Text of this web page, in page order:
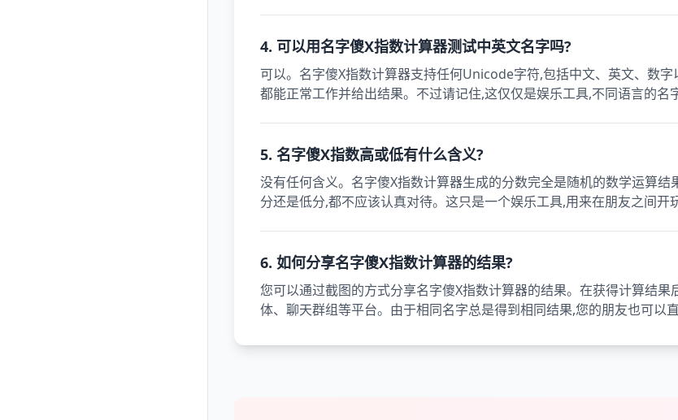
4. 可以用名字傻X指数计算器测试中英文名字吗?
可以。名字傻X指数计算器支持任何Unicode字符,包括中文、英文、数
都能正常工作并给出结果。不过请记住,这仅仅是娱乐工具,不同语言的名
5. 名字傻X指数高或低有什么含义?
没有任何含义。名字傻X指数计算器生成的分数完全是随机的数学运算
分还是低分,都不应该认真对待。这只是一个娱乐工具,用来在朋友之间开
6. 如何分享名字傻X指数计算器的结果?
您可以通过截图的方式分享名字傻X指数计算器的结果。在获得计算结
体、聊天群组等平台。由于相同名字总是得到相同结果,您的朋友也可以